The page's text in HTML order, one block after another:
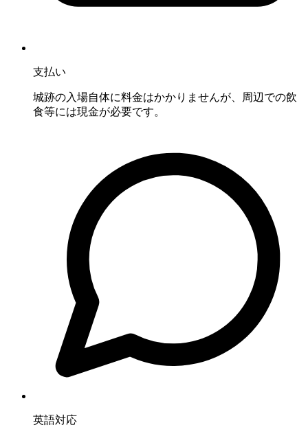
支払い
城跡の入場自体に料金はかかりませんが、周辺での飲
食等には現金が必要です。
英語対応